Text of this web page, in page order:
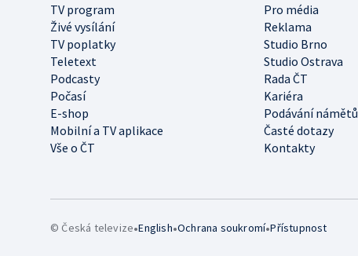
TV program
Pro média
Živé vysílání
Reklama
TV poplatky
Studio Brno
Teletext
Studio Ostrava
Podcasty
Rada ČT
Počasí
Kariéra
E-shop
Podávání námětů
Mobilní a TV aplikace
Časté dotazy
Vše o ČT
Kontakty
© Česká televize•English•Ochrana soukromí•Přístupnost